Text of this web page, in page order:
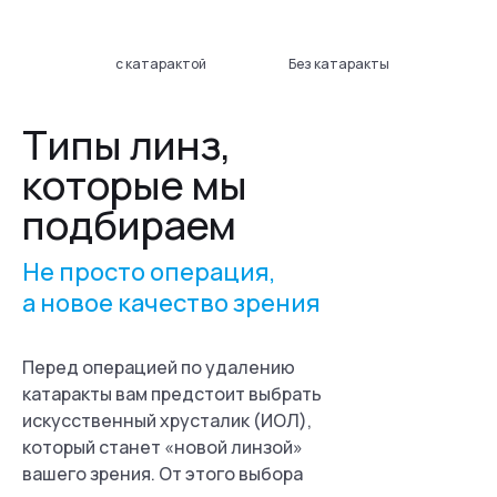
с катарактой Без катаракты
Перед операцией по удалению
катаракты вам предстоит выбрать
искусственный хрусталик (ИОЛ),
который станет «новой линзой»
вашего зрения. От этого выбора
Не просто операция,
а новое качество зрения
Типы линз,
которые мы
подбираем